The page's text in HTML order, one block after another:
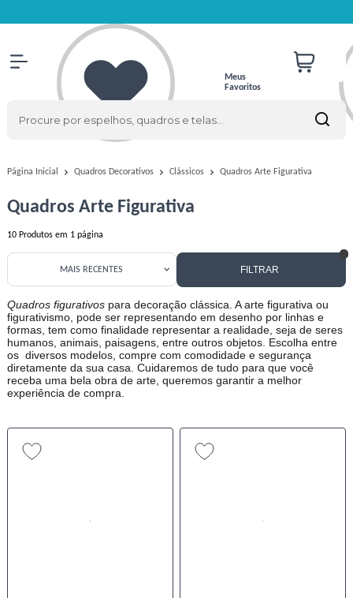
Meus
Favoritos
Página Inicial Quadros Decorativos Clássicos Quadros Arte Figurativa
Quadros Arte Figurativa
10 Produtos em 1 página
FILTRAR
MAIS RECENTES
Quadros figurativos para decoração clássica. A arte figurativa ou
figurativismo, pode ser representando em desenho por linhas e
formas, tem como finalidade representar a realidade, seja de seres
humanos, animais, paisagens, entre outros objetos. Escolha entre
os diversos modelos, compre com comodidade e segurança
diretamente da sua casa. Cuidaremos de tudo para que você
receba uma bela obra de arte, queremos garantir a melhor
experiência de compra.